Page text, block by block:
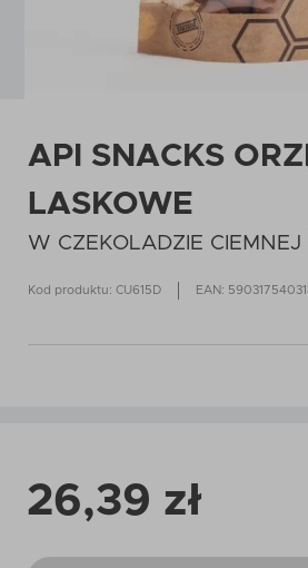
API SNACKS
LASKOWE
W CZEKOLADZIE
Kod produktu: CU615D EAN:
26,39 zł